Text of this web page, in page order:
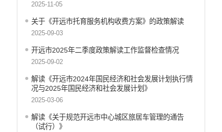
2025-11-05
关于《开远市托育服务机构收费方案》的政策解读
2025-09-03
开远市2025年二季度政策解读工作监督检查情况
2025-09-02
解读《开远市2024年国民经济和社会发展计划执行情
况与2025年国民经济和社会发展计划》
2025-03-06
解读《关于规范开远市中心城区旅居车管理的通告
（试行）》